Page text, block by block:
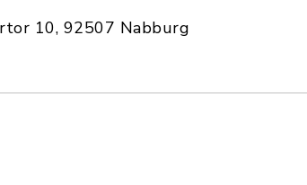
10, 92507 Nabburg